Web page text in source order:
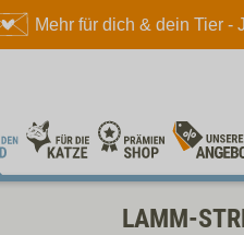
Mehr für dich & dein Tier -
LAMM-